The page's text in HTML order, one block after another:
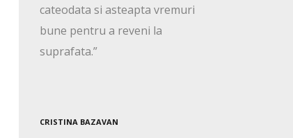
cateodata si asteapta vremuri
bune pentru a reveni la
suprafata.”
CRISTINA BAZAVAN